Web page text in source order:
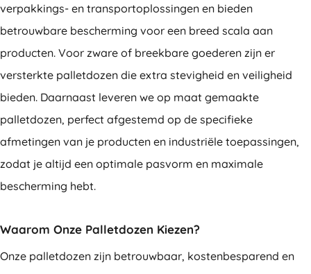
verpakkings- en transportoplossingen en bieden
betrouwbare bescherming voor een breed scala aan
producten. Voor zware of breekbare goederen zijn er
versterkte palletdozen die extra stevigheid en veiligheid
bieden. Daarnaast leveren we op maat gemaakte
palletdozen, perfect afgestemd op de specifieke
afmetingen van je producten en industriële toepassingen,
zodat je altijd een optimale pasvorm en maximale
bescherming hebt.
Waarom Onze Palletdozen Kiezen?
Onze palletdozen zijn betrouwbaar, kostenbesparend en